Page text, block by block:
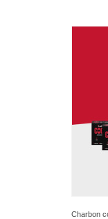
Charbon